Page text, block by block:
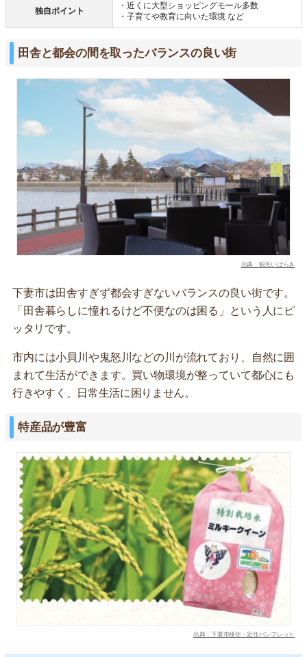
独自ポイント
・近くに大型ショッピングモール多数
・子育てや教育に向いた環境 など
田舎と都会の間を取ったバランスの良い街
出典：観光いばらき
下妻市は田舎すぎず都会すぎないバランスの良い街です。
「田舎暮らしに憧れるけど不便なのは困る」という人にピ
ッタリです。
市内には小貝川や鬼怒川などの川が流れており、自然に囲
まれて生活ができます。買い物環境が整っていて都心にも
行きやすく、日常生活に困りません。
特産品が豊富
出典：下妻市移住・定住パンフレット